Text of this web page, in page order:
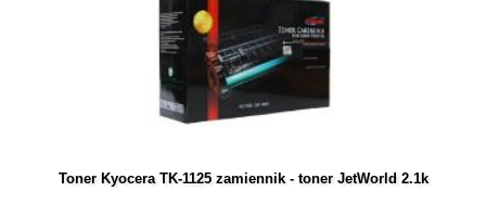
Toner Kyocera TK-1125 zamiennik - toner JetWorld 2.1k